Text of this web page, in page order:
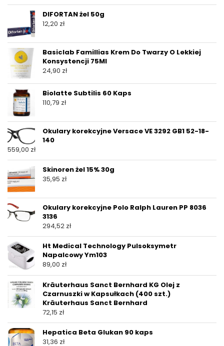
DIFORTAN żel 50g
12,20 zł
Basiclab Famillias Krem Do Twarzy O Lekkiej
Konsystencji 75Ml
24,90 zł
Biolatte Subtilis 60 Kaps
110,79 zł
Okulary korekcyjne Versace VE 3292 GB1 52-18-
140
559,00 zł
Skinoren żel 15% 30g
35,95 zł
Okulary korekcyjne Polo Ralph Lauren PP 8036
3136
294,52 zł
Ht Medical Technology Pulsoksymetr
Napalcowy Ym103
89,00 zł
Kräuterhaus Sanct Bernhard KG Olej z
Czarnuszki w Kapsułkach (400 szt.)
Kräuterhaus Sanct Bernhard
72,15 zł
Hepatica Beta Glukan 90 kaps
31,36 zł